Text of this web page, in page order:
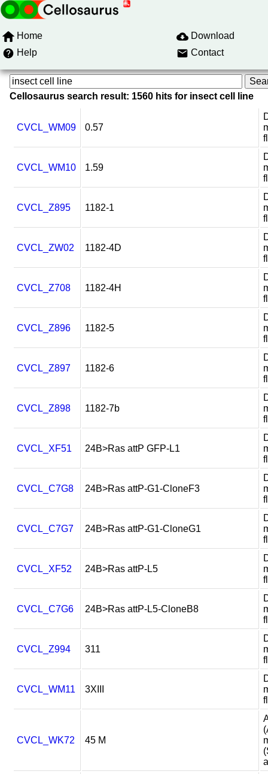
Home
Download
Help
Contact
Cellosaurus search result: 1560 hits for insect cell line
CVCL_WM09 0.57
CVCL_WM10 1.59
CVCL_Z895 1182-1
CVCL_ZW02 1182-4D
CVCL_Z708 1182-4H
CVCL_Z896 1182-5
CVCL_Z897 1182-6
CVCL_Z898 1182-7b
CVCL_XF51 24B>Ras attP GFP-L1
CVCL_C7G8 24B>Ras attP-G1-CloneF3
CVCL_C7G7 24B>Ras attP-G1-CloneG1
CVCL_XF52 24B>Ras attP-L5
CVCL_C7G6 24B>Ras attP-L5-CloneB8
CVCL_Z994 311
CVCL_WM11 3XIII
CVCL_WK72 45 M